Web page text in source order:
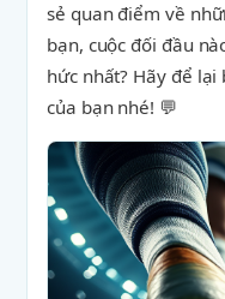
sẻ quan điểm về
bạn, cuộc đối đầu
hức nhất? Hãy để
của bạn nhé! 💬